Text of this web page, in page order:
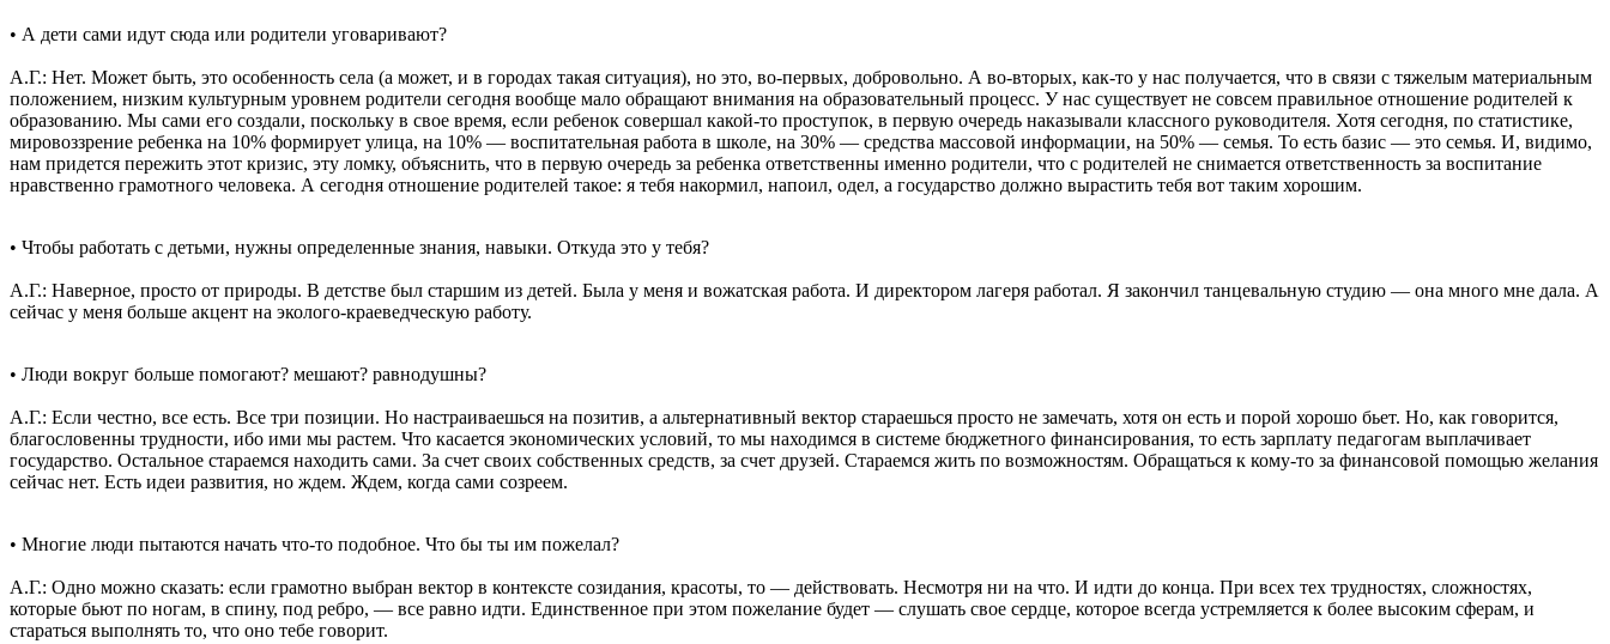
• А дети сами идут сюда или родители уговаривают?
А.Г.: Нет. Может быть, это особенность села (а может, и в городах такая ситуация), но это, во-первых, добровольно. А во-вторых, как-то у нас получается, что в связи с тяжелым материальным
положением, низким культурным уровнем родители сегодня вообще мало обращают внимания на образовательный процесс. У нас существует не совсем правильное отношение родителей к
образованию. Мы сами его создали, поскольку в свое время, если ребенок совершал какой-то проступок, в первую очередь наказывали классного руководителя. Хотя сегодня, по статистике,
мировоззрение ребенка на 10% формирует улица, на 10% — воспитательная работа в школе, на 30% — средства массовой информации, на 50% — семья. То есть базис — это семья. И, видимо,
нам придется пережить этот кризис, эту ломку, объяснить, что в первую очередь за ребенка ответственны именно родители, что с родителей не снимается ответственность за воспитание
нравственно грамотного человека. А сегодня отношение родителей такое: я тебя накормил, напоил, одел, а государство должно вырастить тебя вот таким хорошим.
• Чтобы работать с детьми, нужны определенные знания, навыки. Откуда это у тебя?
А.Г.: Наверное, просто от природы. В детстве был старшим из детей. Была у меня и вожатская работа. И директором лагеря работал. Я закончил танцевальную студию — она много мне дала. А
сейчас у меня больше акцент на эколого-краеведческую работу.
• Люди вокруг больше помогают? мешают? равнодушны?
А.Г.: Если честно, все есть. Все три позиции. Но настраиваешься на позитив, а альтернативный вектор стараешься просто не замечать, хотя он есть и порой хорошо бьет. Но, как говорится,
благословенны трудности, ибо ими мы растем. Что касается экономических условий, то мы находимся в системе бюджетного финансирования, то есть зарплату педагогам выплачивает
государство. Остальное стараемся находить сами. За счет своих собственных средств, за счет друзей. Стараемся жить по возможностям. Обращаться к кому-то за финансовой помощью желания
сейчас нет. Есть идеи развития, но ждем. Ждем, когда сами созреем.
• Многие люди пытаются начать что-то подобное. Что бы ты им пожелал?
А.Г.: Одно можно сказать: если грамотно выбран вектор в контексте созидания, красоты, то — действовать. Несмотря ни на что. И идти до конца. При всех тех трудностях, сложностях,
которые бьют по ногам, в спину, под ребро, — все равно идти. Единственное при этом пожелание будет — слушать свое сердце, которое всегда устремляется к более высоким сферам, и
стараться выполнять то, что оно тебе говорит.